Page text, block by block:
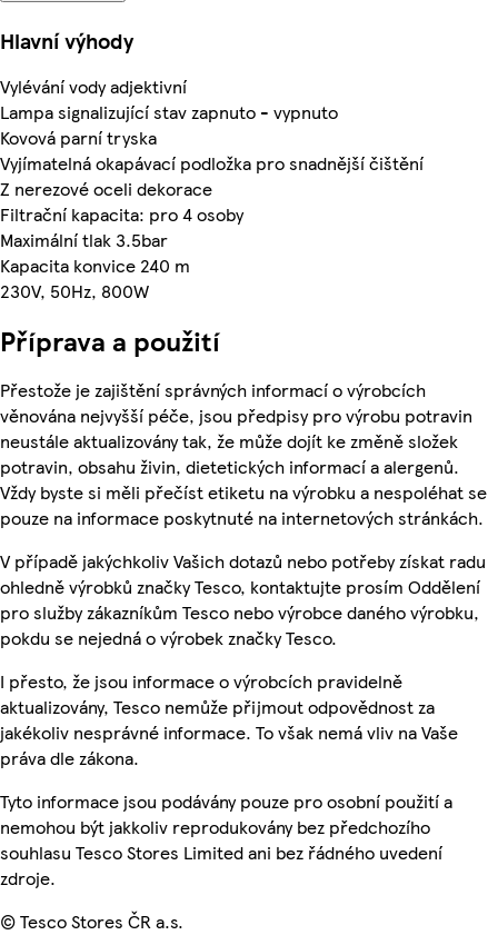
Hlavní výhody
Vylévání vody adjektivní
Lampa signalizující stav zapnuto - vypnuto
Kovová parní tryska
Vyjímatelná okapávací podložka pro snadnější čištění
Z nerezové oceli dekorace
Filtrační kapacita: pro 4 osoby
Maximální tlak 3.5bar
Kapacita konvice 240 m
230V, 50Hz, 800W
Příprava a použití
Přestože je zajištění správných informací o výrobcích
věnována nejvyšší péče, jsou předpisy pro výrobu potravin
neustále aktualizovány tak, že může dojít ke změně složek
potravin, obsahu živin, dietetických informací a alergenů.
Vždy byste si měli přečíst etiketu na výrobku a nespoléhat se
pouze na informace poskytnuté na internetových stránkách.
V případě jakýchkoliv Vašich dotazů nebo potřeby získat radu
ohledně výrobků značky Tesco, kontaktujte prosím Oddělení
pro služby zákazníkům Tesco nebo výrobce daného výrobku,
pokdu se nejedná o výrobek značky Tesco.
I přesto, že jsou informace o výrobcích pravidelně
aktualizovány, Tesco nemůže přijmout odpovědnost za
jakékoliv nesprávné informace. To však nemá vliv na Vaše
práva dle zákona.
Tyto informace jsou podávány pouze pro osobní použití a
nemohou být jakkoliv reprodukovány bez předchozího
souhlasu Tesco Stores Limited ani bez řádného uvedení
zdroje.
© Tesco Stores ČR a.s.